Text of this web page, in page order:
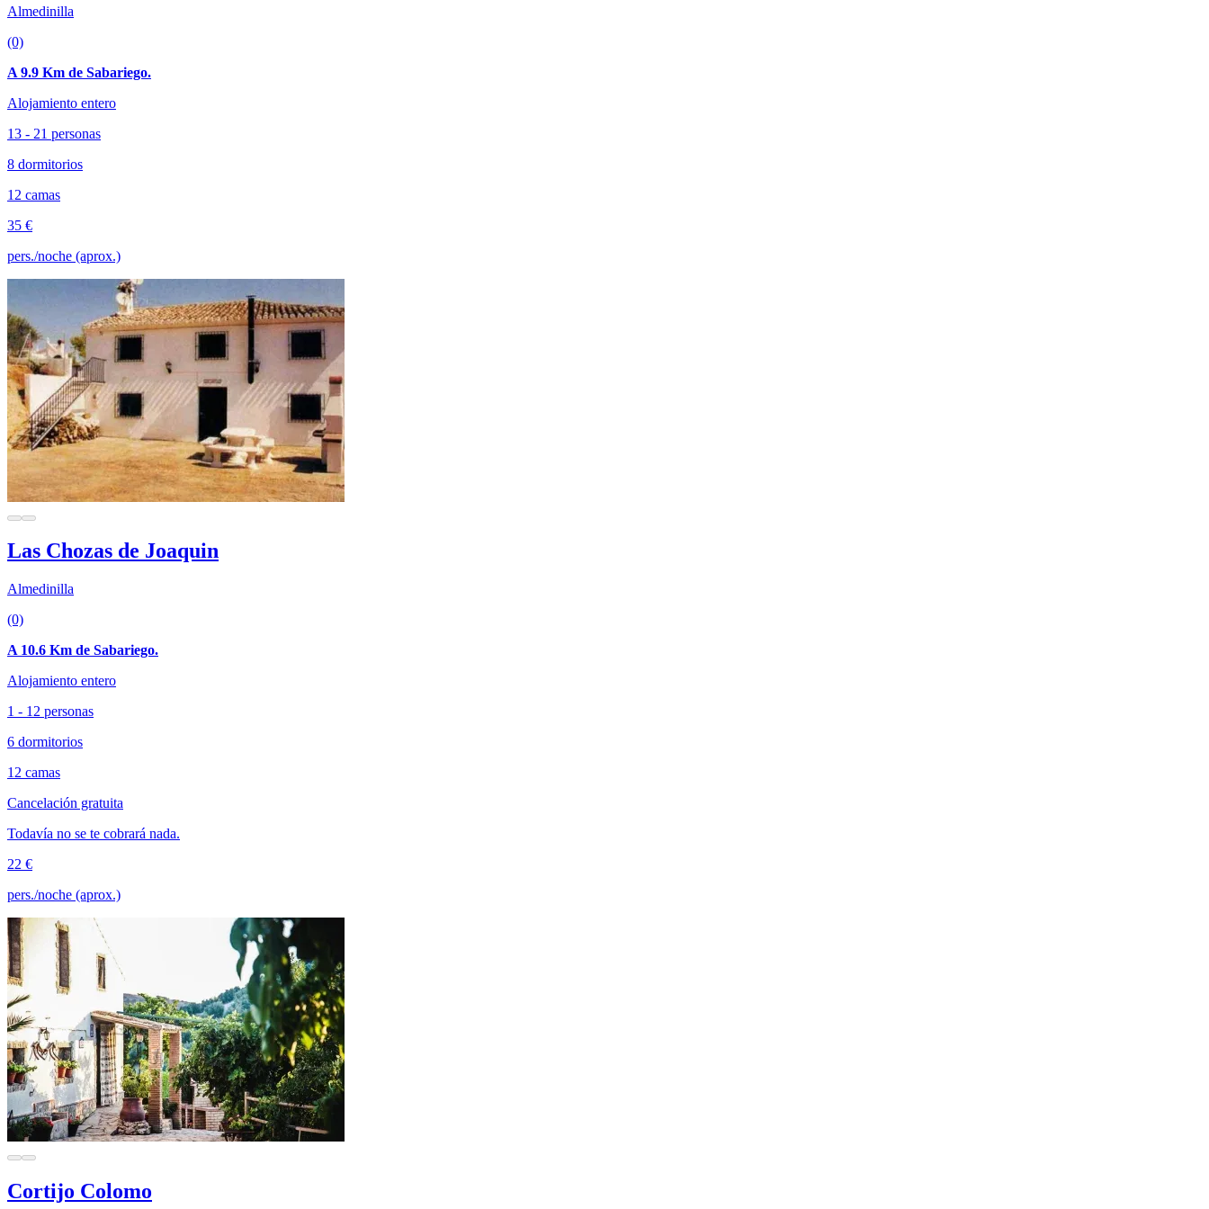
Almedinilla
(0)
A 9.9 Km de Sabariego.
Alojamiento entero
13 - 21 personas
8 dormitorios
12 camas
35 €
pers./noche (aprox.)
Las Chozas de Joaquin
Almedinilla
(0)
A 10.6 Km de Sabariego.
Alojamiento entero
1 - 12 personas
6 dormitorios
12 camas
Cancelación gratuita
Todavía no se te cobrará nada.
22 €
pers./noche (aprox.)
Cortijo Colomo